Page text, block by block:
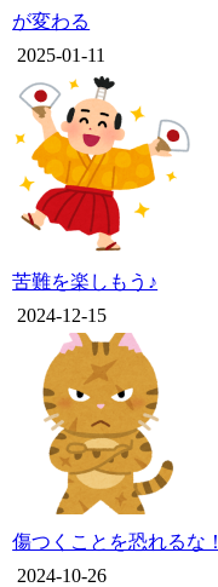
が変わる
2025-01-11
苦難を楽しもう♪
2024-12-15
傷つくことを恐れるな！
2024-10-26